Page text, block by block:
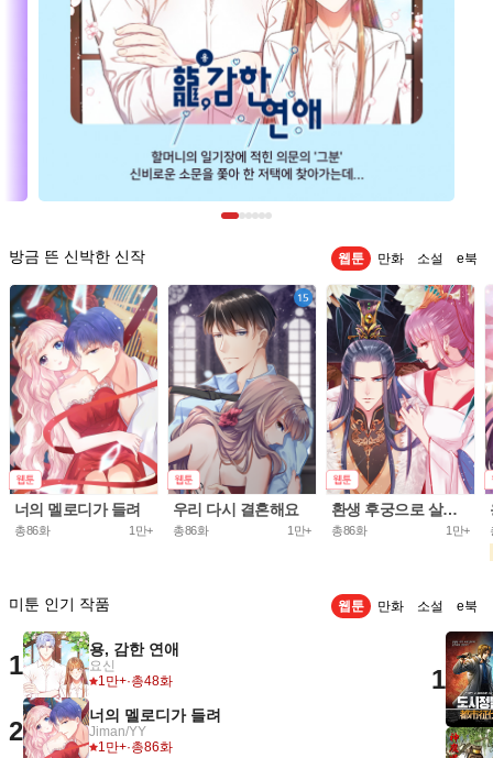
방금 뜬 신박한 신작 웹툰 만화 소설 e북
너의 멜로디가 들려
총86화 1만+
우리 다시 결혼해요
총86화 1만+
환생 후궁으로 살아가는 법
총86화 1만+
미툰 인기 작품 웹툰 만화 소설 e북
1
용, 감한 연애
요신
1만+·총48화
2
너의 멜로디가 들려
Jiman/YY
1만+·총86화
1